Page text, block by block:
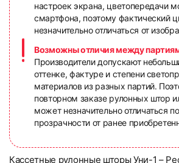
настроек экрана, цветопередачи
смартфона, поэтому фактический
незначительно отличаться от
Возможны отличия между
Производители допускают
оттенке, фактуре и степени
материалов из разных партий.
повторном заказе рулонных штор
может незначительно отличаться
прозрачности от ранее
Кассетные рулонные шторы Уни-1 –